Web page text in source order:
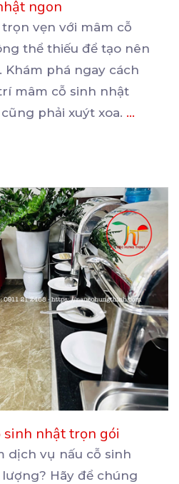
ngon
vẹn với mâm cỗ
thể thiếu để tạo nên
Khám phá ngay cách
mâm cỗ sinh nhật
phải xuýt xoa. ...
sinh nhật trọn gói
dịch vụ nấu cỗ sinh
Hãy để chúng